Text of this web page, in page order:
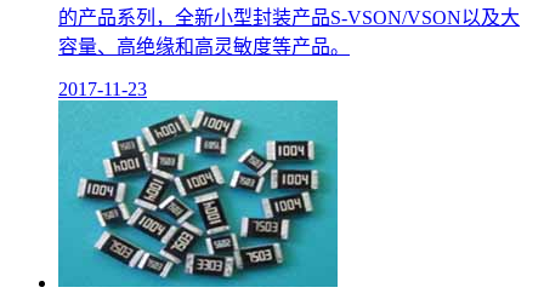
的产品系列，全新小型封装产品S-VSON/VSON以及大
容量、高绝缘和高灵敏度等产品。
2017-11-23